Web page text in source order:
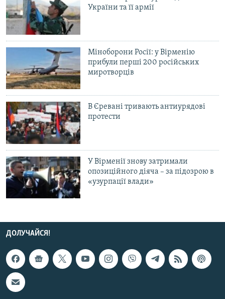
України та її армії
Міноборони Росії: у Вірменію
прибули перші 200 російських
миротворців
В Єревані тривають антиурядові
протести
У Вірменії знову затримали
опозиційного діяча – за підозрою в
«узурпації влади»
ДОЛУЧАЙСЯ!